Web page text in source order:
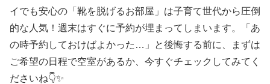
イでも安心の「靴を脱げるお部屋」は子育て世代から圧倒
的な人気！週末はすぐに予約が埋まってしまいます。「あ
の時予約しておけばよかった…」と後悔する前に、まずは
ご希望の日程で空室があるか、今すぐチェックしてみてく
ださいね👇✨